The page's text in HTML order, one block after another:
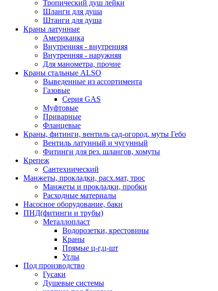
Тропический душ лейки
Шланги для душа
Штанги для душа
Краны латунные
Американка
Внутренняя - внутренняя
Внутренняя - наружняя
Для манометра, прочие
Краны стальные ALSO
Выведенные из ассортимента
Газовые
Серия GAS
Муфтовые
Приварные
Фланцевые
Краны, фитинги, вентиль сад-огород, муты Гебо
Вентиль латунный и чугунный
Фитинги для рез. шлангов, хомуты
Крепеж
Сантехнический
Манжеты, прокладки, расх.мат, трос
Манжеты и прокладки, пробки
Расходные материалы
Насосное оборудование, баки
ПНД(фитинги и трубы)
Металлопласт
Водорозетки, крестовины
Краны
Прямые ц-г,ц-шт
Углы
Под производство
Гусаки
Душевые системы